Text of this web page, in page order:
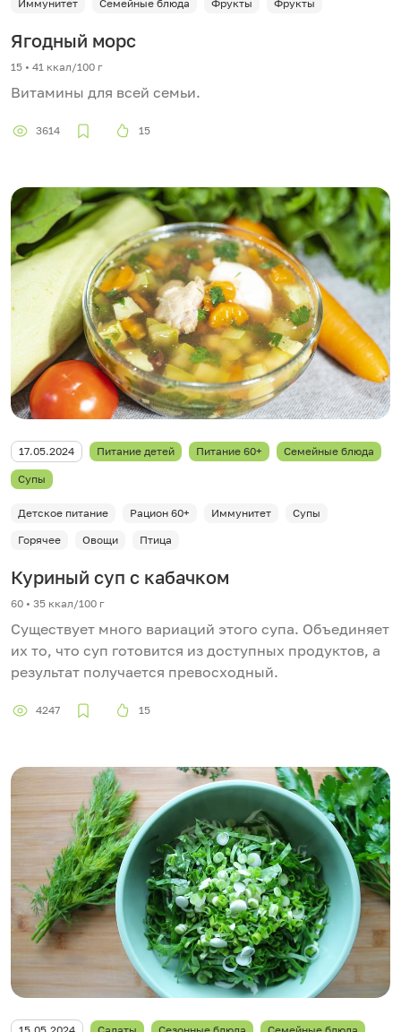
Иммунитет Семейные блюда Фрукты Фрукты
Ягодный морс
15 • 41 ккал/100 г
Витамины для всей семьи.
3614 15
17.05.2024 Питание детей Питание 60+ Семейные блюда
Супы
Детское питание Рацион 60+ Иммунитет
Супы
Горячее
Овощи Птица
Куриный суп с кабачком
60 • 35 ккал/100 г
Существует много вариаций этого супа. Объединяет
их то, что суп готовится из доступных продуктов, а
результат получается превосходный.
4247 15